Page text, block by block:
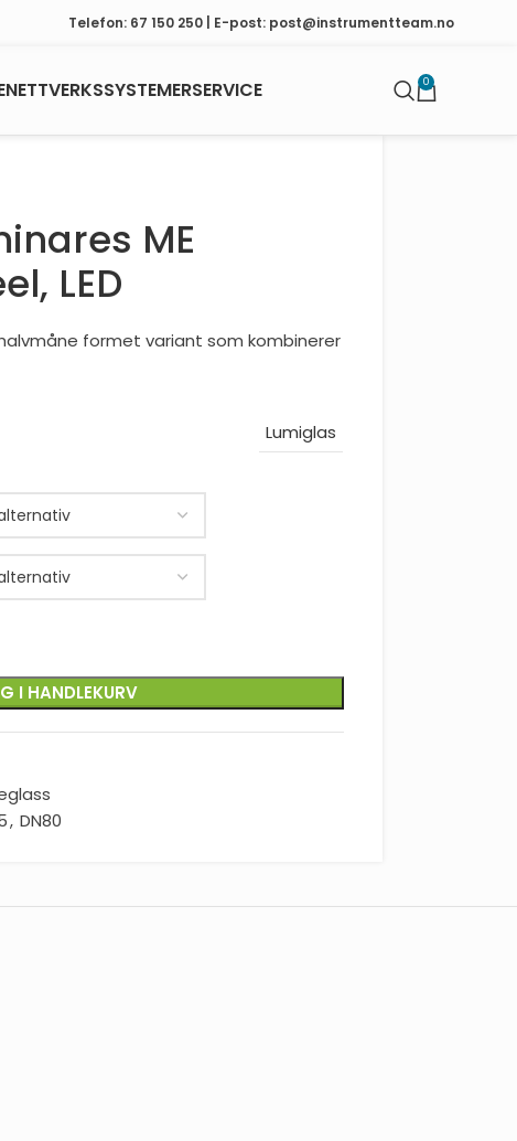
Telefon: 67 150 250 | E-post: post@instrumentteam.no
NETTVERKSSYSTEMERSERVICE 0
ME
LED
formet variant som kombinerer
Lumiglas
I HANDLEKURV
, DN80